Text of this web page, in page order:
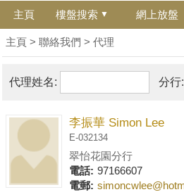
主頁 樓盤搜索 ▼ 網上放盤
主頁 > 聯絡我們 > 代理
代理姓名: 分行:
李振華 Simon Lee
E-032134
翠怡花園分行
電話: 97166607
電郵: